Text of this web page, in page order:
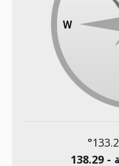
°
-
138.29